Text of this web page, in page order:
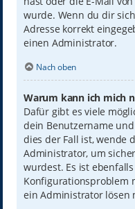
wurde. Wenn du dir
Adresse korrekt
einen Administrator.
Nach oben
Warum kann ich mich
Dafür gibt es viele
dein Benutzername
dies der Fall ist, wende
Administrator, um
wurdest. Es ist
Konfigurationsproblem
ein Administrator lösen